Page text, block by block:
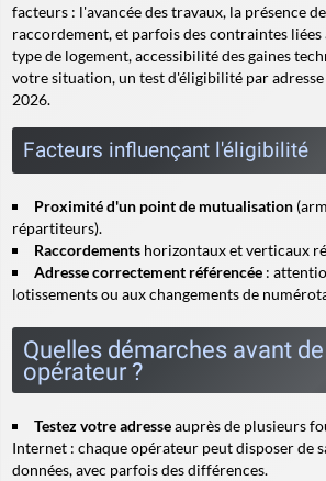
facteurs : l'avancée des travaux, la présence
raccordement, et parfois des contraintes
type de logement, accessibilité des gaines
votre situation, un test d'éligibilité par
2026.
Facteurs influençant l'éligibilité
Proximité d'un point de mutualisation
répartiteurs).
Raccordements horizontaux et verticaux
Adresse correctement référencée :
lotissements ou aux changements de
Quelles démarches avant
opérateur ?
Testez votre adresseauprès de plusieurs
Internet : chaque opérateur peut disposer de
données, avec parfois des différences.